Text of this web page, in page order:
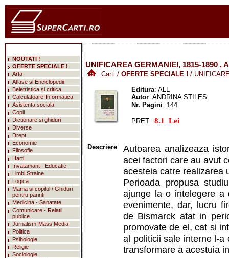
UNIFICAREA GERMANIEI, 1815-1890 ,
Carti / OFERTE SPECIALE ! /
Editura: ALL
Autor: ANDRINA STILES
Nr. Pagini: 144
PRET
Descriere
Autoarea analizeaza
acei factori care au avut
acesteia catre realizarea
Perioada propusa
ajunge la o intelegere a
evenimente, dar, lucru
de Bismarck atat in
promovate de el, cat si
al politicii sale interne l-a
transformare a acestuia
NOUTATI !
OFERTE SPECIALE !
Arta
Atlase si Enciclopedii
Beletristica si critica
Calculatoare-Informatica
Asistenta sociala
Copii
Dictionare si ghiduri
Diverse
Drept
Economie
Filosofie
Harti
Invatamant - Educatie
Limbi Straine
Logica
Mama si copilul / Ghiduri
pentru parinti
Medicina - Sanatate
Comunicare - Relatii
publice
Jurnalism-Mass Media
Politica
Psihologie
Religie
Sociologie